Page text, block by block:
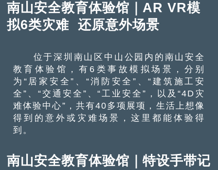
南山安全教育体验馆｜AR VR模
拟6类灾难 还原意外场景
位于深圳南山区中山公园内的南山安全
教育体验馆，有6类事故模拟场景，分别
为“居家安全”、“消防安全”、“建筑施工安
全”、“交通安全”、“工业安全”，以及“4D灾
难体验中心”，共有40多项展项，生活上想像
得到的意外或灾难场景，这里都能体验得
到。
南山安全教育体验馆｜特设手带记